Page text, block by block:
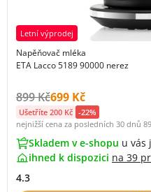
Letní výprodej
Napěňovač mléka
ETA Lacco 5189 90000 nerez
Původní cena s DPH:
899 KčCena s DPH:
699 Kč
Ušetříte 200 Kč -22%
nejnižší cena za posledních 30 dnů
Skladem v e-shopu u vás
ihned k dispozici na 39
4.3